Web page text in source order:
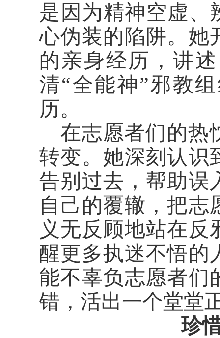
是因为精神空虚、
心伪装的陷阱。她
的亲身经历，讲
清“全能神”邪教
历。
在志愿者们的热
转变。她深刻认识
告别过去，帮助误
自己的覆辙，把志
义无反顾地站在
醒更多执迷不悟的
能不辜负志愿者们
错，活出一个堂堂
珍